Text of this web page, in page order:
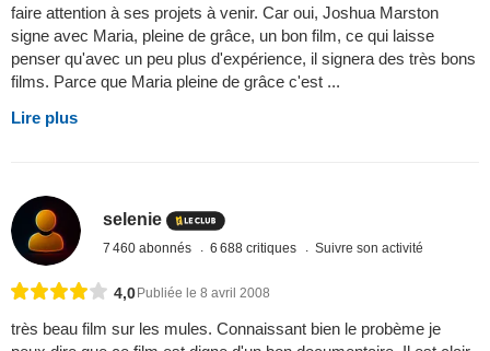
faire attention à ses projets à venir. Car oui, Joshua Marston
signe avec Maria, pleine de grâce, un bon film, ce qui laisse
penser qu'avec un peu plus d'expérience, il signera des très bons
films. Parce que Maria pleine de grâce c'est ...
Lire plus
selenie
7 460 abonnés 6 688 critiques Suivre son activité
4,0 Publiée le 8 avril 2008
très beau film sur les mules. Connaissant bien le probème je